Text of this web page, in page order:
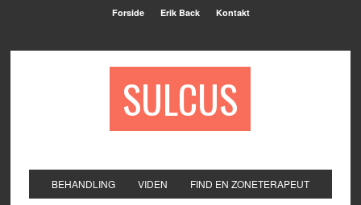
Forside Erik Back Kontakt
SULCUS
BEHANDLING VIDEN FIND EN ZONETERAPEUT